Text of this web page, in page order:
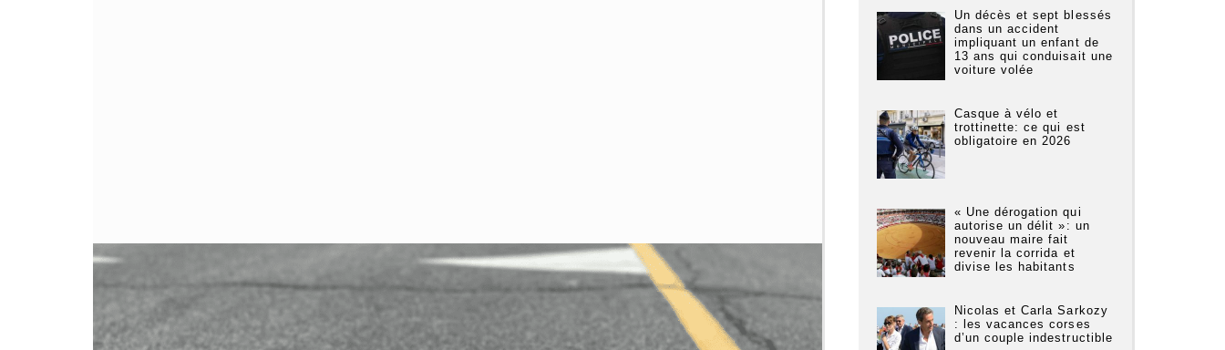
Un décès et sept blessés
dans un accident
impliquant un enfant de
13 ans qui conduisait une
voiture volée
Casque à vélo et
trottinette: ce qui est
obligatoire en 2026
« Une dérogation qui
autorise un délit »: un
nouveau maire fait
revenir la corrida et
divise les habitants
Nicolas et Carla Sarkozy
: les vacances corses
d’un couple indestructible